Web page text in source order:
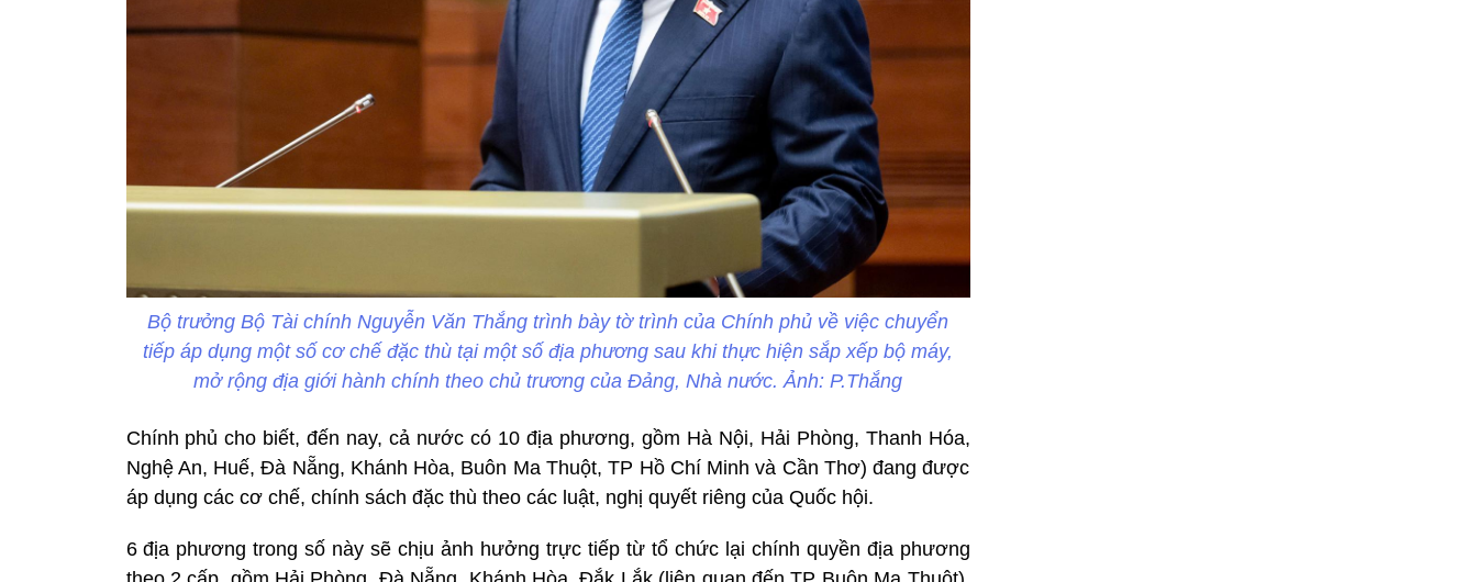
Bộ trưởng Bộ Tài chính Nguyễn Văn Thắng trình bày tờ trình của Chính phủ về việc chuyển
tiếp áp dụng một số cơ chế đặc thù tại một số địa phương sau khi thực hiện sắp xếp bộ máy,
mở rộng địa giới hành chính theo chủ trương của Đảng, Nhà nước. Ảnh: P.Thắng
Chính phủ cho biết, đến nay, cả nước có 10 địa phương, gồm Hà Nội, Hải Phòng, Thanh Hóa,
Nghệ An, Huế, Đà Nẵng, Khánh Hòa, Buôn Ma Thuột, TP Hồ Chí Minh và Cần Thơ) đang được
áp dụng các cơ chế, chính sách đặc thù theo các luật, nghị quyết riêng của Quốc hội.
6 địa phương trong số này sẽ chịu ảnh hưởng trực tiếp từ tổ chức lại chính quyền địa phương